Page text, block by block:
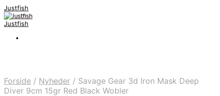
Justfish
Justfish
Forside / Nyheder / Savage Gear 3d Iron Mask Deep
Diver 9cm 15gr Red Black Wobler